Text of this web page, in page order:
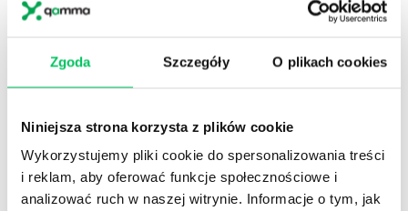
Zgoda Szczegóły O plikach cookies
Niniejsza strona korzysta z plików cookie
Wykorzystujemy pliki cookie do spersonalizowania treści
i reklam, aby oferować funkcje społecznościowe i
analizować ruch w naszej witrynie. Informacje o tym, jak
Osoby preferujące ten styl negocjacji charakteryzują
Opierają się na faktach, liczbach i statystykach. Są
uparte i nie sposób przekonać ich od odstąpienia,
improwizacji i nie korzystają z niej podczas negocjacji.
Przez swoją analityczną i chłodną postawę mogą
odkryć nieścisłości i przekłamania pojawiające się u
drugiej strony. W związku z ich postawą, jakakolwiek